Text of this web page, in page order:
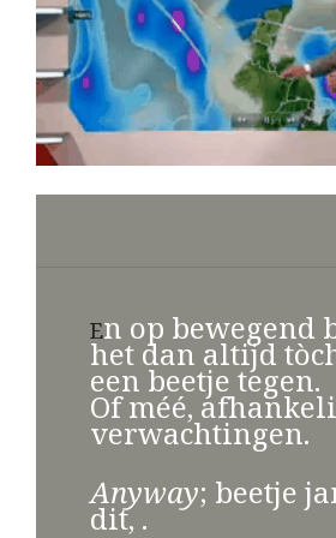
En op bewegend
het dan altijd
een beetje tegen.
Of méé,
verwachtingen.
Anyway; beetje
dit,.